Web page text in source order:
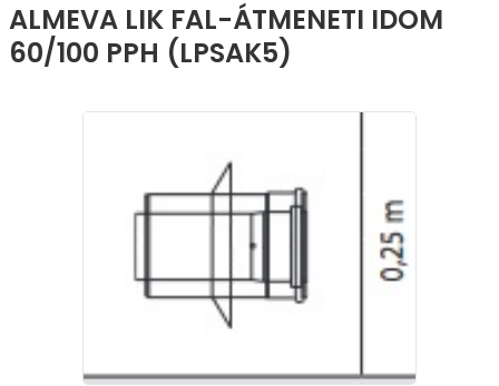
ALMEVA LIK FAL-ÁTMENETI IDOM
60/100 PPH (LPSAK5)